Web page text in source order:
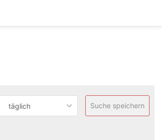
täglich Suche speichern